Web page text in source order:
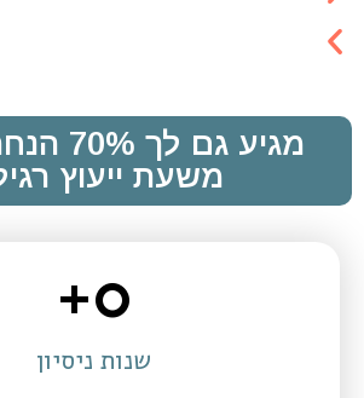
מגיע גם
משעת ייעוץ
שנות ניסיון
0
+